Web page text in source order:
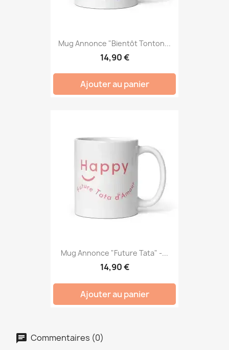
Mug Annonce "Bientôt Tonton...
14,90 €
Ajouter au panier
Mug Annonce "Future Tata" -...
14,90 €
Ajouter au panier
Commentaires (0)